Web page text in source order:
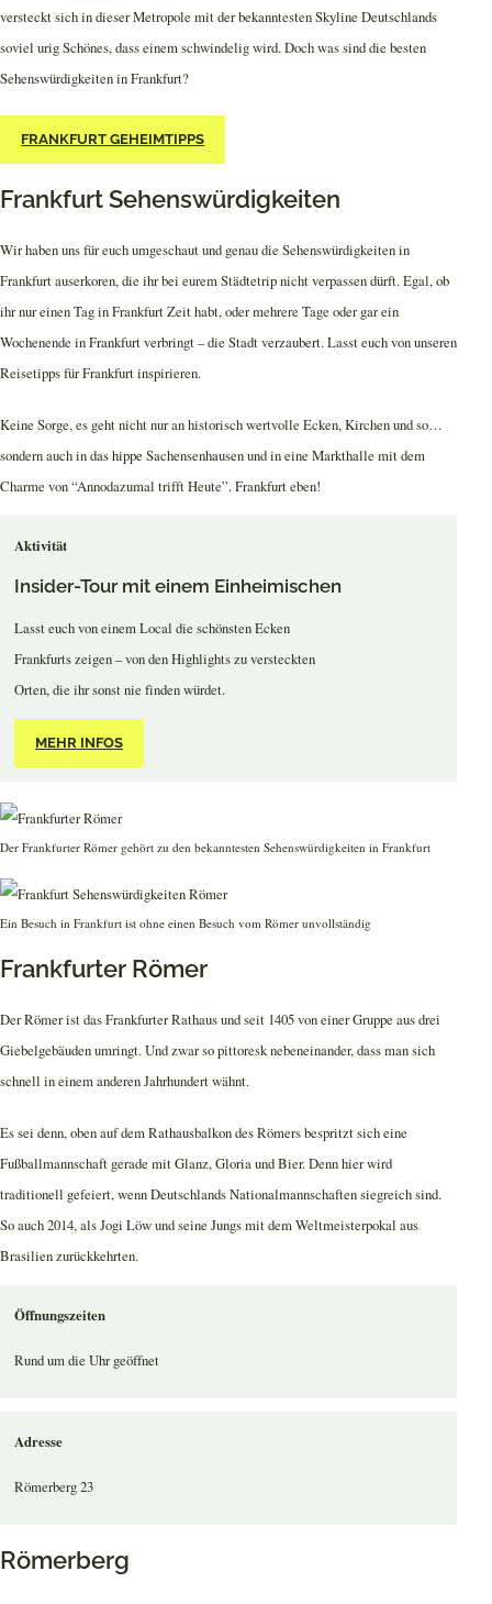
versteckt sich in dieser Metropole mit der bekanntesten Skyline Deutschlands
soviel urig Schönes, dass einem schwindelig wird. Doch was sind die besten
Sehenswürdigkeiten in Frankfurt?
FRANKFURT GEHEIMTIPPS
Frankfurt Sehenswürdigkeiten
Wir haben uns für euch umgeschaut und genau die Sehenswürdigkeiten in
Frankfurt auserkoren, die ihr bei eurem Städtetrip nicht verpassen dürft. Egal, ob
ihr nur einen Tag in Frankfurt Zeit habt, oder mehrere Tage oder gar ein
Wochenende in Frankfurt verbringt – die Stadt verzaubert. Lasst euch von unseren
Reisetipps für Frankfurt inspirieren.
Keine Sorge, es geht nicht nur an historisch wertvolle Ecken, Kirchen und so…
sondern auch in das hippe Sachensenhausen und in eine Markthalle mit dem
Charme von “Annodazumal trifft Heute”. Frankfurt eben!
Aktivität
Insider-Tour mit einem Einheimischen
Lasst euch von einem Local die schönsten Ecken
Frankfurts zeigen – von den Highlights zu versteckten
Orten, die ihr sonst nie finden würdet.
MEHR INFOS
Der Frankfurter Römer gehört zu den bekanntesten Sehenswürdigkeiten in Frankfurt
Ein Besuch in Frankfurt ist ohne einen Besuch vom Römer unvollständig
Frankfurter Römer
Der Römer ist das Frankfurter Rathaus und seit 1405 von einer Gruppe aus drei
Giebelgebäuden umringt. Und zwar so pittoresk nebeneinander, dass man sich
schnell in einem anderen Jahrhundert wähnt.
Es sei denn, oben auf dem Rathausbalkon des Römers bespritzt sich eine
Fußballmannschaft gerade mit Glanz, Gloria und Bier. Denn hier wird
traditionell gefeiert, wenn Deutschlands Nationalmannschaften siegreich sind.
So auch 2014, als Jogi Löw und seine Jungs mit dem Weltmeisterpokal aus
Brasilien zurückkehrten.
Öffnungszeiten
Rund um die Uhr geöffnet
Adresse
Römerberg 23
Römerberg